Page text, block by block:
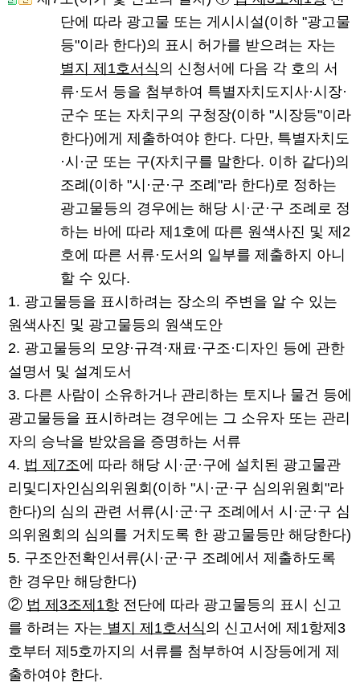
단에 따라 광고물 또는 게시시설(이하 "광고물
등"이라 한다)의 표시 허가를 받으려는 자는
별지 제1호서식의 신청서에 다음 각 호의 서
류·도서 등을 첨부하여 특별자치도지사·시장·
군수 또는 자치구의 구청장(이하 "시장등"이라
한다)에게 제출하여야 한다. 다만, 특별자치도
·시·군 또는 구(자치구를 말한다. 이하 같다)의
조례(이하 "시·군·구 조례"라 한다)로 정하는
광고물등의 경우에는 해당 시·군·구 조례로 정
하는 바에 따라 제1호에 따른 원색사진 및 제2
호에 따른 서류·도서의 일부를 제출하지 아니
할 수 있다.
1. 광고물등을 표시하려는 장소의 주변을 알 수 있는
원색사진 및 광고물등의 원색도안
2. 광고물등의 모양·규격·재료·구조·디자인 등에 관한
설명서 및 설계도서
3. 다른 사람이 소유하거나 관리하는 토지나 물건 등에
광고물등을 표시하려는 경우에는 그 소유자 또는 관리
자의 승낙을 받았음을 증명하는 서류
4. 법 제7조에 따라 해당 시·군·구에 설치된 광고물관
리및디자인심의위원회(이하 "시·군·구 심의위원회"라
한다)의 심의 관련 서류(시·군·구 조례에서 시·군·구 심
의위원회의 심의를 거치도록 한 광고물등만 해당한다)
5. 구조안전확인서류(시·군·구 조례에서 제출하도록
한 경우만 해당한다)
② 법 제3조제1항 전단에 따라 광고물등의 표시 신고
를 하려는 자는 별지 제1호서식의 신고서에 제1항제3
호부터 제5호까지의 서류를 첨부하여 시장등에게 제
출하여야 한다.